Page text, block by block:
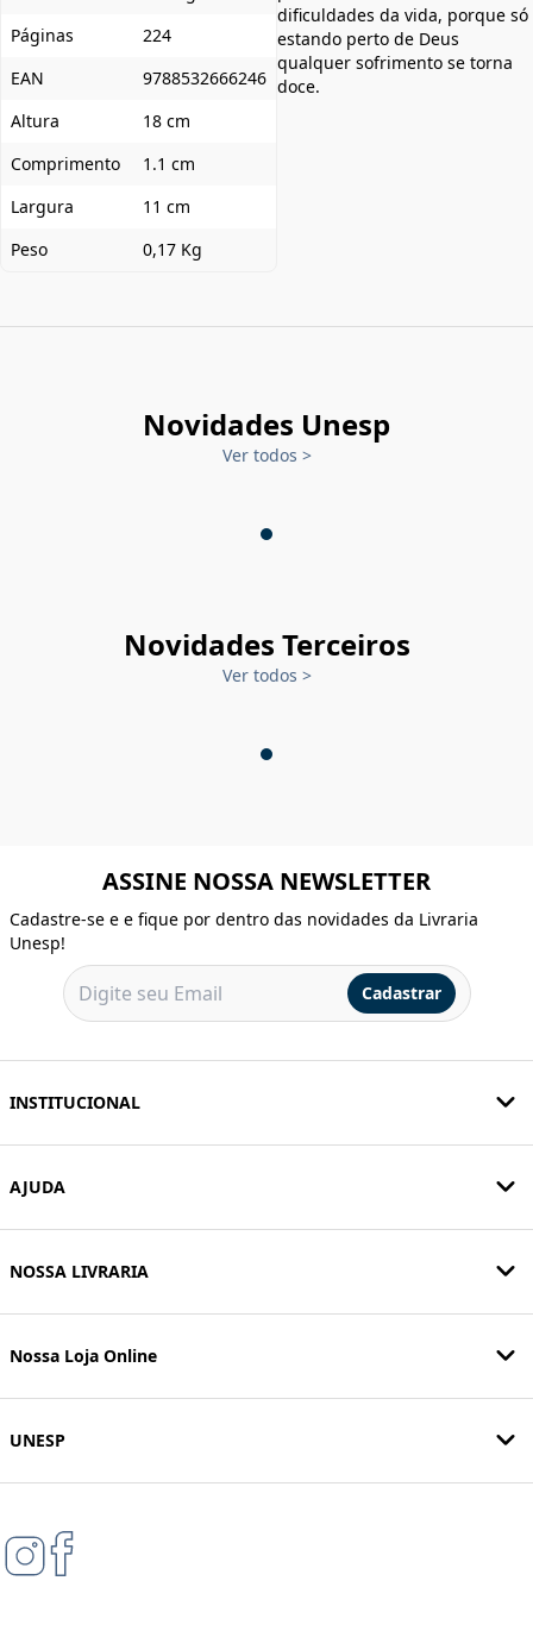
Páginas
224
EAN
9788532666246
Altura
18 cm
Comprimento
1.1 cm
Largura
11 cm
Peso
0,17 Kg
dificuldades da vida, porque só
estando perto de Deus
qualquer sofrimento se torna
doce.
Novidades Unesp
Ver todos >
Novidades Terceiros
Ver todos >
ASSINE NOSSA NEWSLETTER
Cadastre-se e e fique por dentro das novidades da Livraria
Unesp!
Cadastrar
INSTITUCIONAL
AJUDA
NOSSA LIVRARIA
Nossa Loja Online
UNESP